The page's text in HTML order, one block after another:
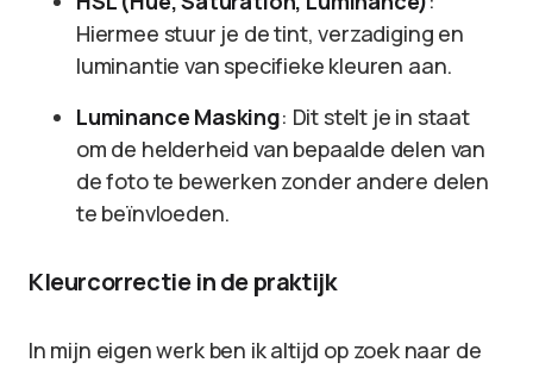
Hiermee stuur je de tint, verzadiging en
luminantie van specifieke kleuren aan.
Luminance Masking: Dit stelt je in staat
om de helderheid van bepaalde delen van
de foto te bewerken zonder andere delen
te beïnvloeden.
Kleurcorrectie in de praktijk
In mijn eigen werk ben ik altijd op zoek naar de